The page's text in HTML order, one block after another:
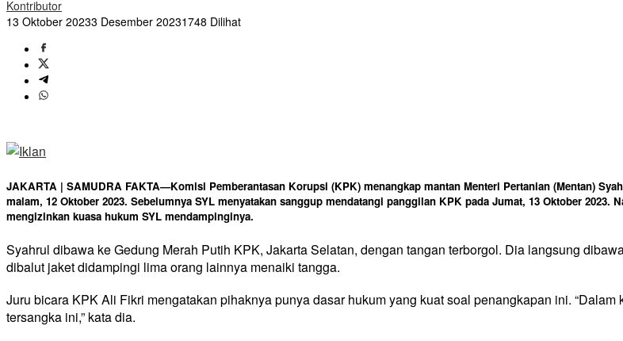
Kontributor
13 Oktober 20233 Desember 20231748 Dilihat
JAKARTA | SAMUDRA FAKTA—Komisi Pemberantasan Korupsi (KPK) menangkap mantan Menteri Pertanian (Mentan)
malam, 12 Oktober 2023. Sebelumnya SYL menyatakan sanggup mendatangi panggilan KPK pada Jumat, 13 Oktober
mengizinkan kuasa hukum SYL mendampinginya.
Syahrul dibawa ke Gedung Merah Putih KPK, Jakarta Selatan, dengan tangan terborgol. Dia langsung
dibalut jaket didampingi lima orang lainnya menaiki tangga.
Juru bicara KPK Ali Fikri mengatakan pihaknya punya dasar hukum yang kuat soal penangkapan ini.
tersangka ini,” kata dia.